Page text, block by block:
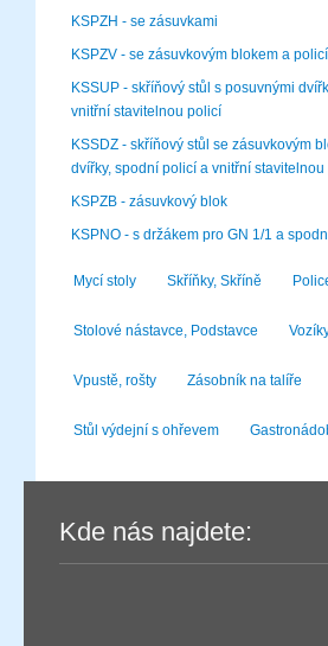
KSPZH - se zásuvkami
KSPZV - se zásuvkovým blokem a policí
KSSUP - skříňový stůl s posuvnými
vnitřní stavitelnou policí
KSSDZ - skříňový stůl se zásuvkovým
dvířky, spodní policí a vnitřní
KSPZB - zásuvkový blok
KSPNO - s držákem pro GN 1/1 a
Mycí stoly Skříňky, Skříně
Stolové nástavce, Podstavce
Vpustě, rošty Zásobník na talíře
Stůl výdejní s ohřevem
Kde nás najdete: